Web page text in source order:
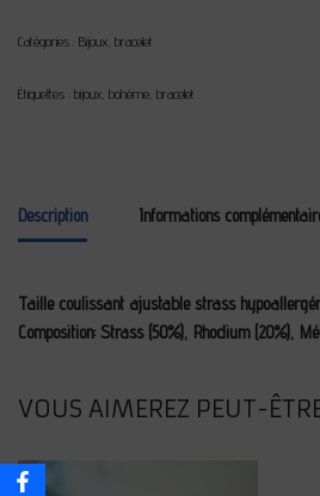
Catégories : Bijoux, bracelet
Étiquettes : bijoux, bohème, bracelet
Description Informations
Taille coulissant ajustable strass
Composition: Strass (50%), Rhodium (20%),
VOUS AIMEREZ PEUT-